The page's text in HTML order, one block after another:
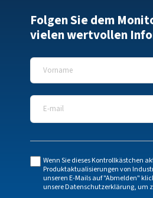
Folgen Sie dem
vielen wertvollen
E-Mail
Vorname
Wenn Sie dieses Kontrollkästchen
Produktaktualisierungen von
unseren E-Mails auf "Abmelden"
unsereDatenschutzerklärung, um